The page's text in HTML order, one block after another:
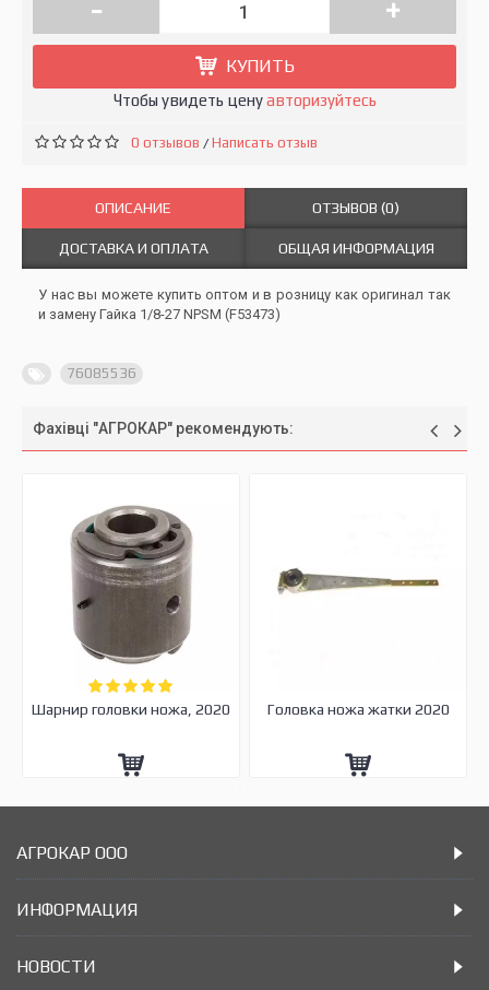
- +
КУПИТЬ
Чтобы увидеть ценуавторизуйтесь
0 отзывов /Написать отзыв
ОПИСАНИЕ ОТЗЫВОВ (0)
ДОСТАВКА И ОПЛАТА ОБЩАЯ ИНФОРМАЦИЯ
У нас вы можете купить оптом и в розницу как оригинал так
и замену Гайка 1/8-27 NPSM (F53473)
76085536
Фахівці "АГРОКАР" рекомендують:
Шарнир головки ножа, 2020 Головка ножа жатки 2020
АГРОКАР ООО
ИНФОРМАЦИЯ
НОВОСТИ